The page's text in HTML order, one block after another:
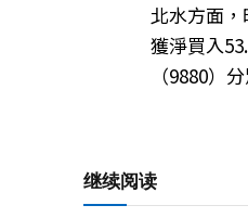
北水方面
獲淨買入
（9880）
继续阅读